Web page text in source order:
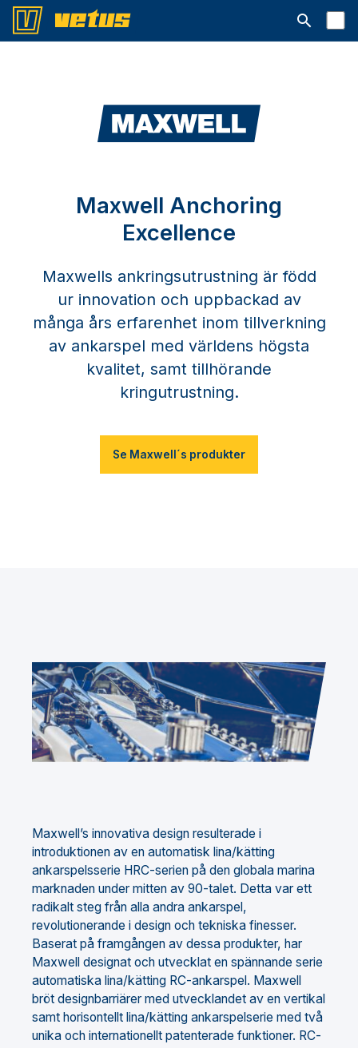
Open
Maxwell Anchoring
Excellence
Maxwells ankringsutrustning är född
ur innovation och uppbackad av
många års erfarenhet inom tillverkning
av ankarspel med världens högsta
kvalitet, samt tillhörande
kringutrustning.
Se Maxwell´s produkter
Maxwell’s innovativa design resulterade i
introduktionen av en automatisk lina/kätting
ankarspelsserie HRC-serien på den globala marina
marknaden under mitten av 90-talet. Detta var ett
radikalt steg från alla andra ankarspel,
revolutionerande i design och tekniska finesser.
Baserat på framgången av dessa produkter, har
Maxwell designat och utvecklat en spännande serie
automatiska lina/kätting RC-ankarspel. Maxwell
bröt designbarriärer med utvecklandet av en vertikal
samt horisontellt lina/kätting ankarspelserie med två
unika och internationellt patenterade funktioner. RC-